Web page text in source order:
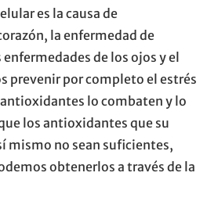
es la causa de
la enfermedad de
de los ojos y el
prevenir por completo el estrés
lo combaten y lo
los antioxidantes que su
mismo no sean suficientes,
obtenerlos a través de la